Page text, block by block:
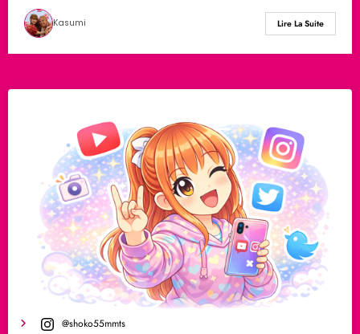
Kasumi Lire La Suite
@shoko55mmts